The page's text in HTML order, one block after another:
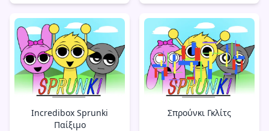
Incredibox Sprunki
Παίξιμο
Σπρούνκι Γκλίτς